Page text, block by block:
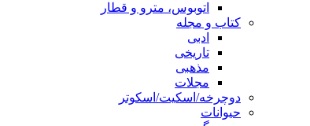
اتوبوس، مترو و قطار
کتاب و مجله
ادبی
تاریخی
مذهبی
مجلات
دوچرخه/اسکیت/اسکوتر
حیوانات